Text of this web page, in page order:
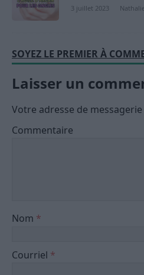
3 juillet 2023
SOYEZ LE PREMIER À
Laisser un
Votre adresse de
Commentaire
Nom *
Courriel *